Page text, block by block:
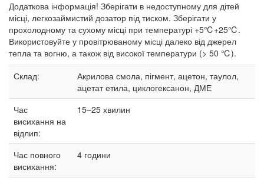
Додаткова інформація! Зберігати в недоступному для дітей
місці, легкозаймистий дозатор під тиском. Зберігати у
прохолодному та сухому місці при температурі +5℃+25℃.
Використовуйте у провітрюваному місці далеко від джерел
тепла та вогню, а також від високої температури (> 50 ℃).
Склад:
Акрилова смола, пігмент, ацетон, таулол,
ацетат етила, циклогексанон, ДМЕ
Час
висихання на
відлип:
15–25 хвилин
Час повного
висихання:
4 години